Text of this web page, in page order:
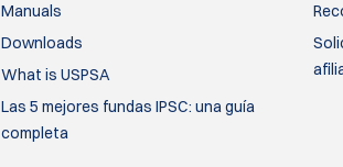
Manuals
Downloads
What is USPSA
Las 5 mejores fundas IPSC: una guía
completa